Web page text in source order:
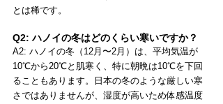
とは稀です。
Q2: ハノイの冬はどのくらい寒いですか？
A2: ハノイの冬（12月〜2月）は、平均気温が
10℃から20℃と肌寒く、特に朝晩は10℃を下回
ることもあります。日本の冬のような厳しい寒
さではありませんが、湿度が高いため体感温度